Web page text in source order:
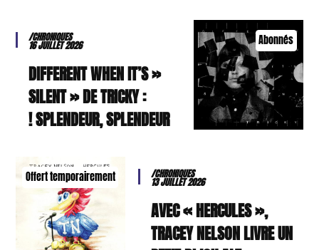
Abonnés
/CHRONIQUES
16 JUILLET 2026
« DIFFERENT WHEN IT’S
SILENT » DE TRICKY :
SPLENDEUR, SPLENDEUR !
Offert temporairement /CHRONIQUES
13 JUILLET 2026
AVEC « HERCULES »,
TRACEY NELSON LIVRE UN